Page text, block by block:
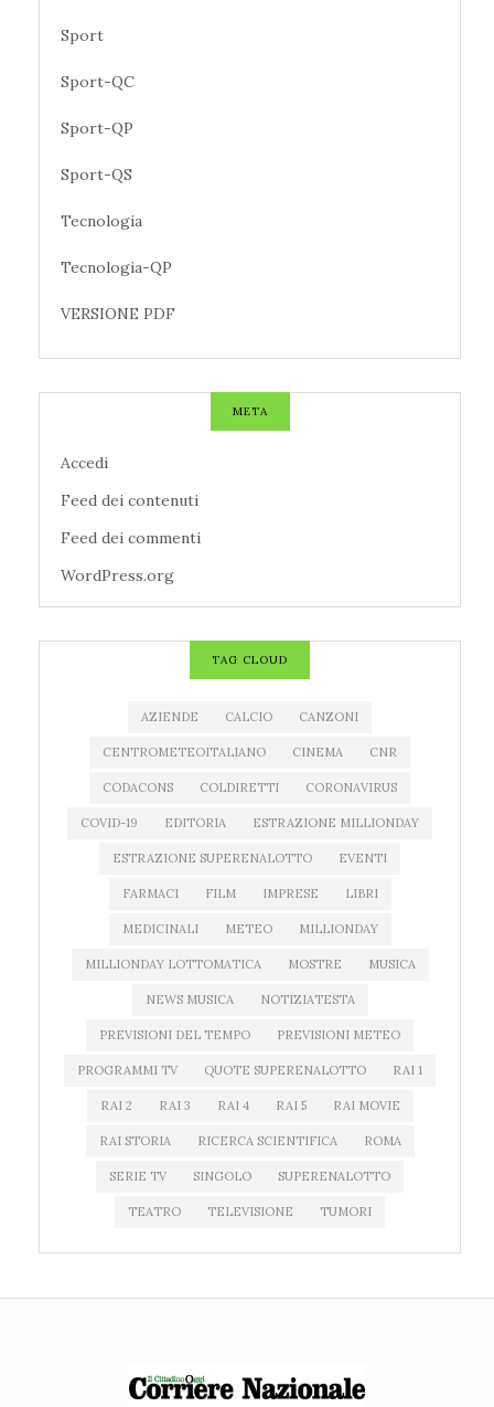
Sport
Sport-QC
Sport-QP
Sport-QS
Tecnologia
Tecnologia-QP
VERSIONE PDF
META
Accedi
Feed dei contenuti
Feed dei commenti
WordPress.org
TAG CLOUD
AZIENDE CALCIO CANZONI
CENTROMETEOITALIANO CINEMA CNR
CODACONS COLDIRETTI CORONAVIRUS
COVID-19 EDITORIA ESTRAZIONE MILLIONDAY
ESTRAZIONE SUPERENALOTTO EVENTI
FARMACI FILM IMPRESE LIBRI
MEDICINALI METEO MILLIONDAY
MILLIONDAY LOTTOMATICA MOSTRE MUSICA
NEWS MUSICA NOTIZIATESTA
PREVISIONI DEL TEMPO PREVISIONI METEO
PROGRAMMI TV QUOTE SUPERENALOTTO RAI 1
RAI 2 RAI 3 RAI 4 RAI 5 RAI MOVIE
RAI STORIA RICERCA SCIENTIFICA ROMA
SERIE TV SINGOLO SUPERENALOTTO
TEATRO TELEVISIONE TUMORI